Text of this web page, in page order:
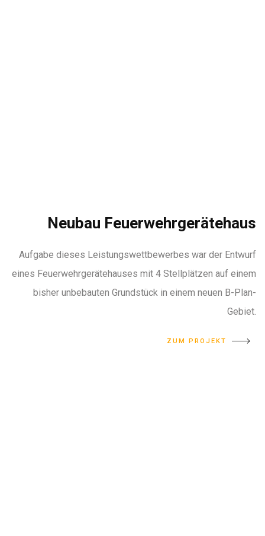
Neubau Feuerwehrgerätehaus
Aufgabe dieses Leistungswettbewerbes war der Entwurf
eines Feuerwehrgerätehauses mit 4 Stellplätzen auf einem
bisher unbebauten Grundstück in einem neuen B-Plan-
Gebiet.
ZUM PROJEKT